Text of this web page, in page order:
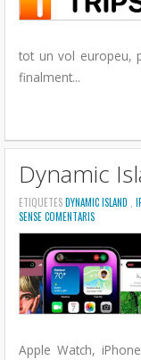
tot un vol europeu,
finalment...
Dynamic
ETIQUETESDYNAMIC ISLAND ,
SENSE COMENTARIS
Apple Watch,